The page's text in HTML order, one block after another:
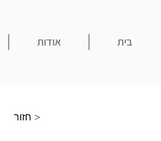
בית אודות
חזור >